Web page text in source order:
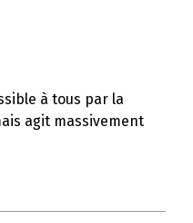
à tous par la
agit massivement